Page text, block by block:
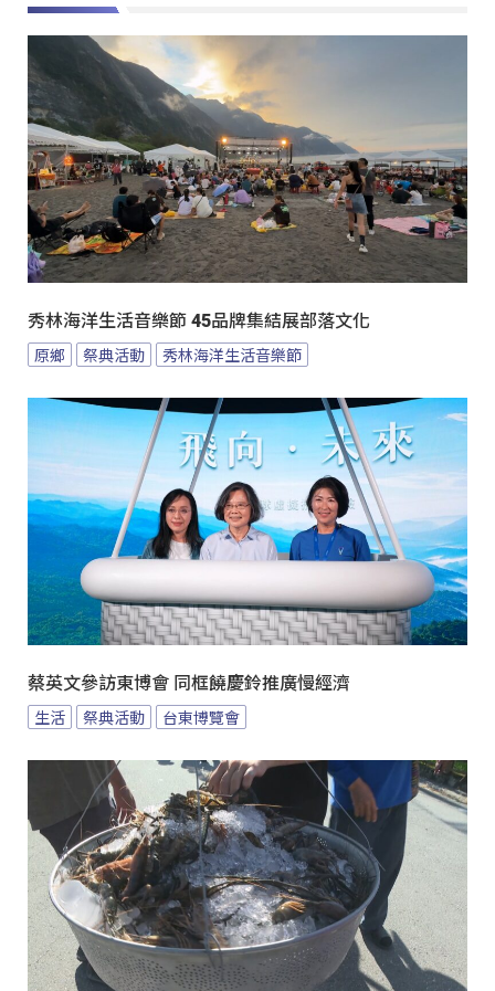
秀林海洋生活音樂節 45品牌集結展部落文化
原鄉 祭典活動 秀林海洋生活音樂節
蔡英文參訪東博會 同框饒慶鈴推廣慢經濟
生活 祭典活動 台東博覽會